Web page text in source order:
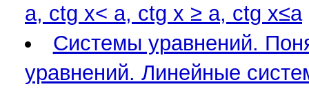
a, ctg x< a, ctg x ≥ a, ctg x≤a
Системы уравнений.
уравнений. Линейные